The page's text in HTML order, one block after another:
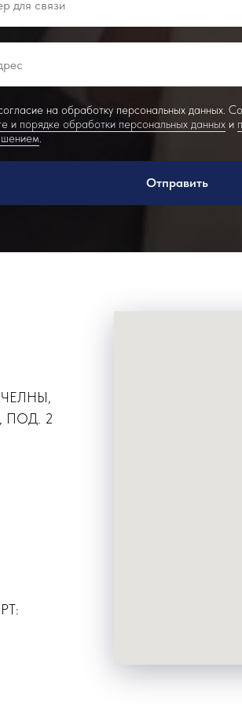
на обработку персональных данных.
и порядке обработки персональных данных и
.
Отправить
ПОД. 2